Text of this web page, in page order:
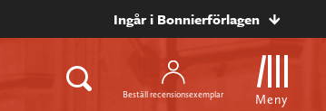
Ingår i Bonnierförlagen
Beställ recensionsexemplar Meny